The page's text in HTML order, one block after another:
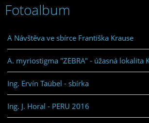
Fotoalbum
A Návštěva ve sbírce Františka Krause
A. myriostigma "ZEBRA" - úžasná lokalita
Ing. Ervín Taübel - sbírka
Ing. J. Horal - PERU 2016